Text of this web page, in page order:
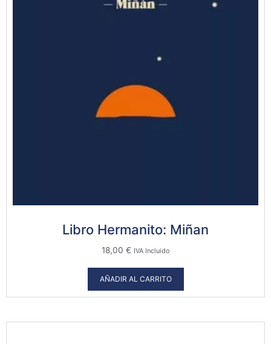
Libro Hermanito: Miñan
18,00 € IVA Incluido
AÑADIR AL CARRITO